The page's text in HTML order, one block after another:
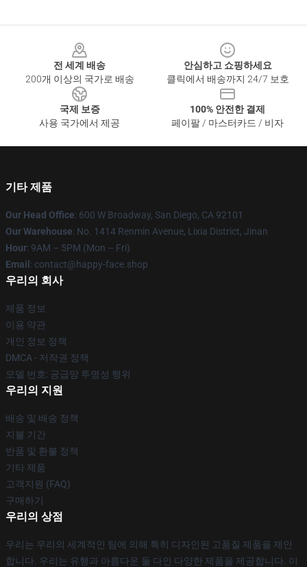
전 세계 배송
200개 이상의 국가로 배송
안심하고 쇼핑하세요
클릭에서 배송까지 24/7 보호
국제 보증
사용 국가에서 제공
100% 안전한 결제
페이팔 / 마스터카드 / 비자
기타 제품
Our Head Office: 600 W Broadway, San Diego, CA 92101
Our Warehouse: No. 1414 Renmin Avenue, Lixia District, Jinan
Hour: 9AM – 5PM (Mon – Fri)
Email : contact@happy-face.shop
우리의 회사
제품 정보
이용 약관
개인 정보 정책
DMCA - 저작권 정책
모델 번호: 공급망 투명성 행위
우리의 지원
배송 및 배송 정책
지불 기간
반품 및 환불 정책
기타 제품
고객지원 (FAQ)
구매하기
우리의 상점
우리는 우리의 세계적인 팀에 의해 특히 디자인된 고품질 제품을 제안
합니다. 우리는 유행과 아름다운 둘 다인 다양한 제품을 제공합니다. 이